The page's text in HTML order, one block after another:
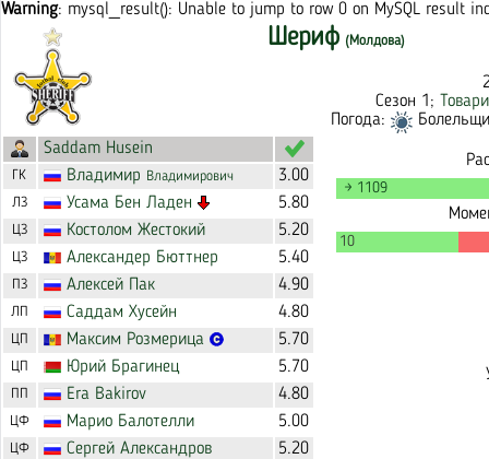
Warning: mysql_result(): Unable to jump to row 0 on MySQL result
Шериф (Молдова)
Сезон 1;
Погода:
Saddam Husein
ГК Владимир Владимирович 3.00
ЛЗ Усама Бен Ладен 5.80
ЦЗ Костолом Жестокий 5.20
ЦЗ Александер Бюттнер 5.40
ПЗ Алексей Пак 4.90
ЛП Саддам Хусейн 4.80
ЦП Максим Розмерица 5.70
ЦП Юрий Брагинец 5.70
ПП Era Bakirov 4.80
ЦФ Марио Балотелли 5.00
ЦФ Сергей Александров 5.20
→ 1109
10